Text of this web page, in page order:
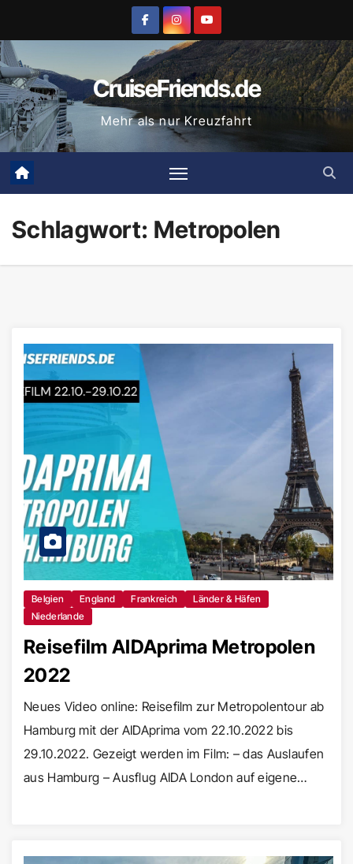
springen
CruiseFriends.de
Mehr als nur Kreuzfahrt
Schlagwort: Metropolen
Belgien England Frankreich
Länder & Häfen
Niederlande
Reisefilm AIDAprima Metropolen
2022
Neues Video online: Reisefilm zur Metropolentour ab
Hamburg mit der AIDAprima vom 22.10.2022 bis
29.10.2022. Gezeigt werden im Film: – das Auslaufen
aus Hamburg – Ausflug AIDA London auf eigene…